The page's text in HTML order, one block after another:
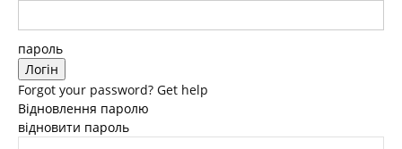
пароль
Forgot your password? Get help
Відновлення паролю
відновити пароль